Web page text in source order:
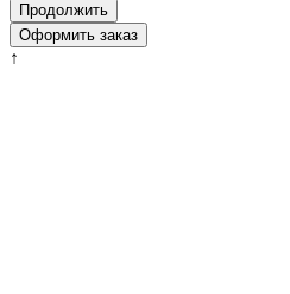
Продолжить
Оформить заказ
↑